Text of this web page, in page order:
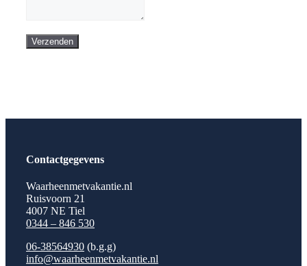
Verzenden
Contactgegevens
Waarheenmetvakantie.nl
Ruisvoorn 21
4007 NE Tiel
0344 – 846 530
06-38564930 (b.g.g)
info@waarheenmetvakantie.nl